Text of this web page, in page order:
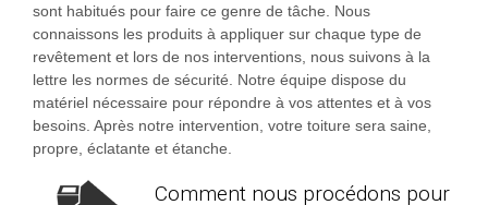
sont habitués pour faire ce genre de tâche. Nous
connaissons les produits à appliquer sur chaque type de
revêtement et lors de nos interventions, nous suivons à la
lettre les normes de sécurité. Notre équipe dispose du
matériel nécessaire pour répondre à vos attentes et à vos
besoins. Après notre intervention, votre toiture sera saine,
propre, éclatante et étanche.
Comment nous procédons pour